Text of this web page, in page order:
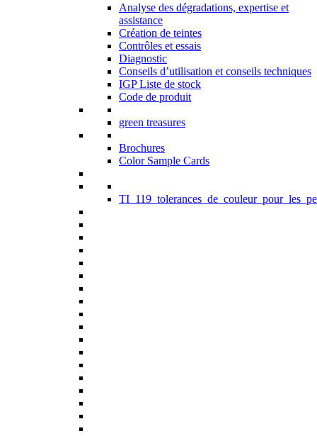
Analyse des dégradations, expertise et
assistance
Création de teintes
Contrôles et essais
Diagnostic
Conseils d’utilisation et conseils techniques
IGP Liste de stock
Code de produit
green treasures
Brochures
Color Sample Cards